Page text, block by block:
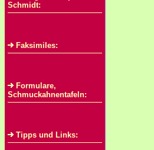
Schmidt:
Faksimiles:
Formulare,
Schmuckahnentafeln:
Tipps und Links: